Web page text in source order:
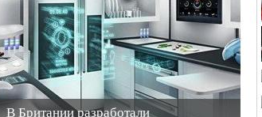
В Британии разработали